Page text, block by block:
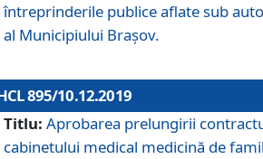
întreprinderile publice aflate sub
al Municipiului Brașov.
895/10.12.2019
Titlu: Aprobarea prelungirii
cabinetului medical medicină de